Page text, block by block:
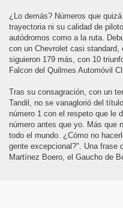
¿Lo demás? Números que
trayectoria ni su calidad de
autódromos como a la ruta.
con un Chevrolet casi standard,
siguieron 179 más, con 10
Falcon del Quilmes Automóvil
Tras su consagración, con un
Tandil, no se vanaglorió del
número 1 con el respeto que le
número antes que yo. Más que
todo el mundo. ¿Cómo no
gente excepcional?". Una frase
Martínez Boero, el Gaucho de
y quiebra una racha de
MODERNO